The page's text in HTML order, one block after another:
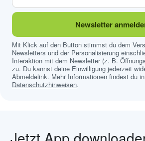
Newsletter
Mit Klick auf den Button stimmst du dem
Newsletters und der Personalisierung
Interaktion mit dem Newsletter (z. B.
zu. Du kannst deine Einwilligung jederzeit
Abmeldelink. Mehr Informationen findest du
Datenschutzhinweisen.